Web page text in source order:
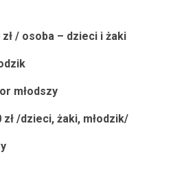
zł / osoba – dzieci i żaki
młodszy
/dzieci, żaki, młodzik/